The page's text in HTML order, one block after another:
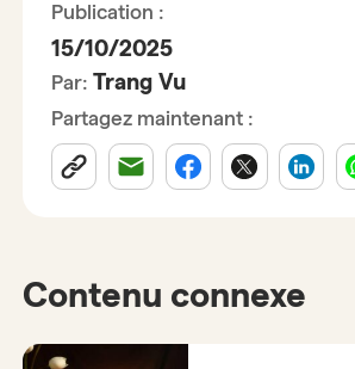
Publication :
15/10/2025
Par: Trang Vu
Partagez maintenant :
Contenu connexe